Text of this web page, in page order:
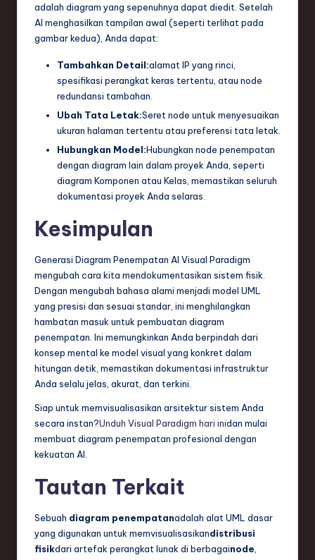
adalah diagram yang sepenuhnya dapat diedit. Setelah
AI menghasilkan tampilan awal (seperti terlihat pada
gambar kedua), Anda dapat:
Tambahkan Detail:alamat IP yang rinci,
spesifikasi perangkat keras tertentu, atau node
redundansi tambahan.
Ubah Tata Letak:Seret node untuk menyesuaikan
ukuran halaman tertentu atau preferensi tata letak.
Hubungkan Model:Hubungkan node penempatan
dengan diagram lain dalam proyek Anda, seperti
diagram Komponen atau Kelas, memastikan seluruh
dokumentasi proyek Anda selaras.
Kesimpulan
Generasi Diagram Penempatan AI Visual Paradigm
mengubah cara kita mendokumentasikan sistem fisik.
Dengan mengubah bahasa alami menjadi model UML
yang presisi dan sesuai standar, ini menghilangkan
hambatan masuk untuk pembuatan diagram
penempatan. Ini memungkinkan Anda berpindah dari
konsep mental ke model visual yang konkret dalam
hitungan detik, memastikan dokumentasi infrastruktur
Anda selalu jelas, akurat, dan terkini.
Siap untuk memvisualisasikan arsitektur sistem Anda
secara instan?Unduh Visual Paradigm hari inidan mulai
membuat diagram penempatan profesional dengan
kekuatan AI.
Tautan Terkait
Sebuah diagram penempatanadalah alat UML dasar
yang digunakan untuk memvisualisasikandistribusi
fisikdari artefak perangkat lunak di berbagainode